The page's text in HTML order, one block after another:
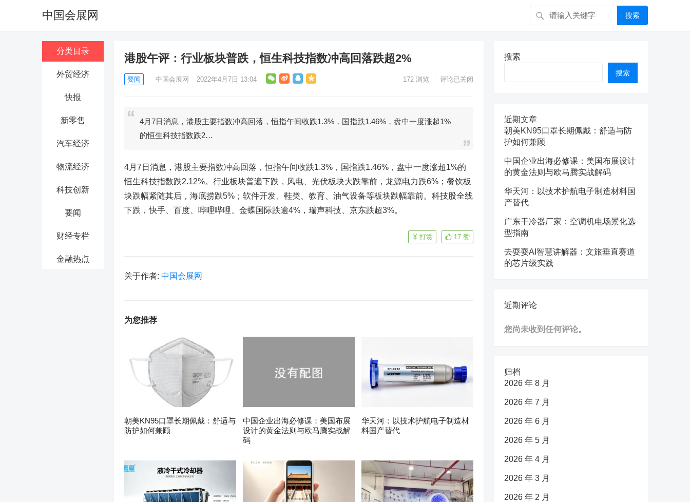
中国会展网 搜索
分类目录
外贸经济
快报
新零售
汽车经济
物流经济
科技创新
要闻
财经专栏
金融热点
港股午评：行业板块普跌，恒生科技指数冲高回落跌超2%
要闻 中国会展网 2022年4月7日 13:04 172 浏览 评论已关闭
4月7日消息，港股主要指数冲高回落，恒指午间收跌1.3%，国指跌1.46%，盘中一度涨超1%
的恒生科技指数跌2…
4月7日消息，港股主要指数冲高回落，恒指午间收跌1.3%，国指跌1.46%，盘中一度涨超1%的
恒生科技指数跌2.12%。行业板块普遍下跌，风电、光伏板块大跌靠前，龙源电力跌6%；餐饮板
块跌幅紧随其后，海底捞跌5%；软件开发、鞋类、教育、油气设备等板块跌幅靠前。科技股全线
下跌，快手、百度、哔哩哔哩、金蝶国际跌逾4%，瑞声科技、京东跌超3%。
17 赞
打赏
关于作者: 中国会展网
为您推荐
朝美KN95口罩长期佩戴：舒适与
防护如何兼顾
中国企业出海必修课：美国布展
设计的黄金法则与欧马腾实战解
码
华天河：以技术护航电子制造材
料国产替代
搜索
搜索
近期文章
朝美KN95口罩长期佩戴：舒适与防
护如何兼顾
中国企业出海必修课：美国布展设计
的黄金法则与欧马腾实战解码
华天河：以技术护航电子制造材料国
产替代
广东干冷器厂家：空调机电场景化选
型指南
去耍耍AI智慧讲解器：文旅垂直赛道
的芯片级实践
近期评论
您尚未收到任何评论。
归档
2026 年 8 月
2026 年 7 月
2026 年 6 月
2026 年 5 月
2026 年 4 月
2026 年 3 月
2026 年 2 月